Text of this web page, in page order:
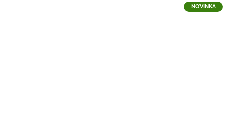
NOVINKA